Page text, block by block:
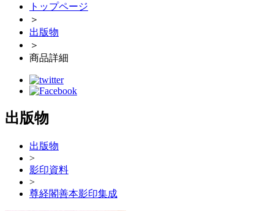
トップページ
＞
出版物
＞
商品詳細
出版物
出版物
>
影印資料
>
尊経閣善本影印集成